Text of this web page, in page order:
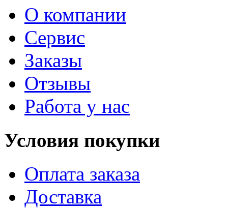
О компании
Сервис
Заказы
Отзывы
Работа у нас
Условия покупки
Оплата заказа
Доставка